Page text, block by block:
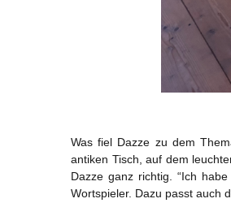
Was fiel Dazze zu dem
antiken Tisch, auf dem
Dazze ganz richtig. “Ich
Wortspieler. Dazu passt auch